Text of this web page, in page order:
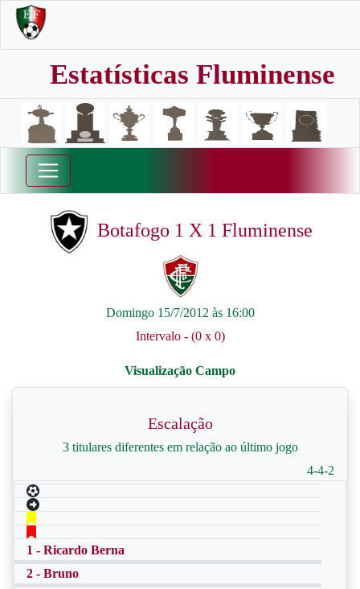
Estatísticas Fluminense
Botafogo 1 X 1 Fluminense
Domingo 15/7/2012 às 16:00
Intervalo - (0 x 0)
Escalação
3 titulares diferentes em relação ao último jogo
4-4-2
1 - Ricardo Berna
2 - Bruno